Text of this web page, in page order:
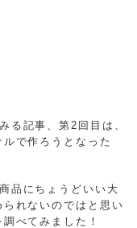
る記事、第2回目は、
で作ろうとなった
品にちょうどいい大
れないのではと思い
べてみました！